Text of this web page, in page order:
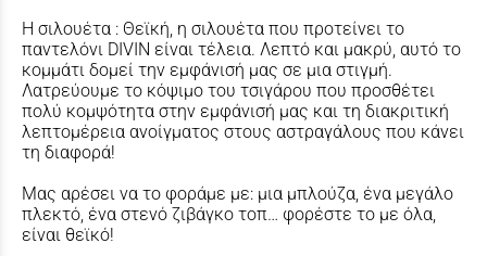
Η σιλουέτα : Θεϊκή, η σιλουέτα που προτείνει το
παντελόνι DIVIN είναι τέλεια. Λεπτό και μακρύ, αυτό το
κομμάτι δομεί την εμφάνισή μας σε μια στιγμή.
Λατρεύουμε το κόψιμο του τσιγάρου που προσθέτει
πολύ κομψότητα στην εμφάνισή μας και τη διακριτική
λεπτομέρεια ανοίγματος στους αστραγάλους που κάνει
τη διαφορά!
Μας αρέσει να το φοράμε με: μια μπλούζα, ένα μεγάλο
πλεκτό, ένα στενό ζιβάγκο τοπ… φορέστε το με όλα,
είναι θεϊκό!